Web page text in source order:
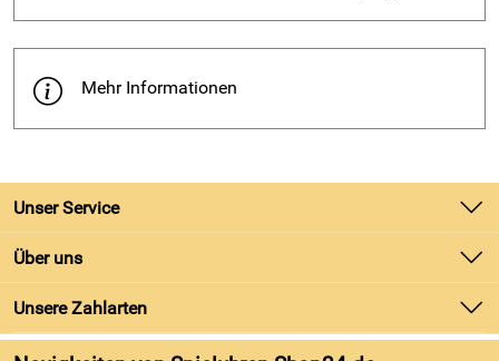
Mehr Informationen
Unser Service
Kontakt
Batteriegesetz
Kundeninformationen
Newsletter
Über uns
Unsere Bestseller
Marken
Unsere Zahlarten